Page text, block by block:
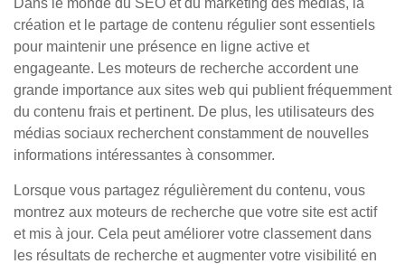
Dans le monde du SEO et du marketing des médias, la
création et le partage de contenu régulier sont essentiels
pour maintenir une présence en ligne active et
engageante. Les moteurs de recherche accordent une
grande importance aux sites web qui publient fréquemment
du contenu frais et pertinent. De plus, les utilisateurs des
médias sociaux recherchent constamment de nouvelles
informations intéressantes à consommer.
Lorsque vous partagez régulièrement du contenu, vous
montrez aux moteurs de recherche que votre site est actif
et mis à jour. Cela peut améliorer votre classement dans
les résultats de recherche et augmenter votre visibilité en